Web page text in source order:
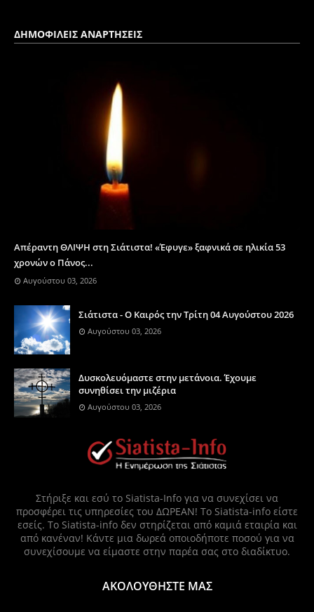
ΔΗΜΟΦΙΛΕΙΣ ΑΝΑΡΤΗΣΕΙΣ
Απέραντη ΘΛΙΨΗ στη Σιάτιστα! «Έφυγε» ξαφνικά σε ηλικία 53
χρονών ο Πάνος...
Αυγούστου 03, 2026
Σιάτιστα - Ο Καιρός την Τρίτη 04 Αυγούστου 2026
Αυγούστου 03, 2026
Δυσκολευόμαστε στην μετάνοια. Έχουμε
συνηθίσει την μιζέρια
Αυγούστου 03, 2026
Στήριξε και εσύ το Siatista-Info για να συνεχίσει να
προσφέρει τις υπηρεσίες του ΔΩΡΕΑΝ! Το Siatista-info είστε
εσείς. Το Siatista-info δεν στηρίζεται από καμιά εταιρία και
από κανέναν! Κάντε μια δωρεά οποιοδήποτε ποσού για να
συνεχίσουμε να είμαστε στην παρέα σας στο διαδίκτυο.
ΑΚΟΛΟΥΘΗΣΤΕ ΜΑΣ